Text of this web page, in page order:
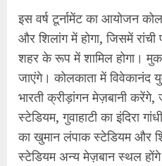
इस वर्ष टूर्नामेंट का आयोजन
और शिलांग में होगा, जिसमें
शहर के रूप में शामिल होगा।
जाएंगे। कोलकाता में विवेकानंद
भारती क्रीड़ांगन मेज़बानी करेंगे,
स्टेडियम, गुवाहाटी का इंदिरा
का खुमान लंपाक स्टेडियम और
स्टेडियम अन्य मेज़बान स्थल